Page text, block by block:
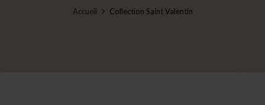
Accueil Collection Saint Valentin